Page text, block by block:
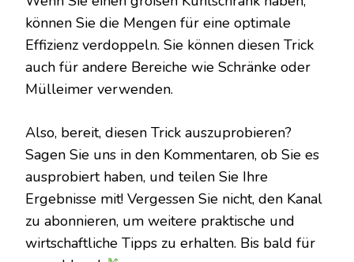
können Sie die Mengen für eine optimale
Effizienz verdoppeln. Sie können diesen Trick
auch für andere Bereiche wie Schränke oder
Mülleimer verwenden.
Also, bereit, diesen Trick auszuprobieren?
Sagen Sie uns in den Kommentaren, ob Sie es
ausprobiert haben, und teilen Sie Ihre
Ergebnisse mit! Vergessen Sie nicht, den Kanal
zu abonnieren, um weitere praktische und
wirtschaftliche Tipps zu erhalten. Bis bald für